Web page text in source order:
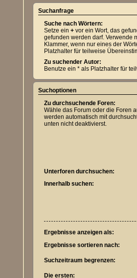
Suchanfrage
Suche nach Wörtern:
Setze ein+ vor ein Wort, das
gefunden werden darf. Verwende
Klammer, wenn nur eines der
Platzhalter für teilweise
Zu suchender Autor:
Benutze ein * als Platzhalter für
Suchoptionen
Zu durchsuchende Foren:
Wähle das Forum oder die Foren
werden automatisch mit
unten nicht deaktivierst.
Unterforen durchsuchen:
Innerhalb suchen:
Ergebnisse anzeigen als:
Ergebnisse sortieren nach:
Suchzeitraum begrenzen:
Die ersten: